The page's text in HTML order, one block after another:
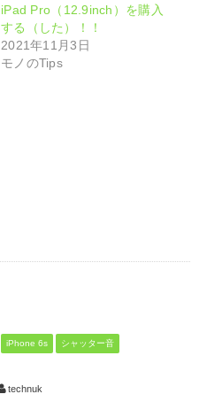
iPad Pro（12.9inch）を購入
する（した）！！
2021年11月3日
モノのTips
iPhone 6s シャッター音
technuk